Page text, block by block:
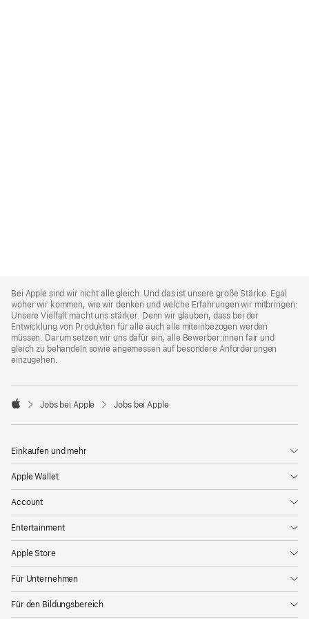
Footer
Bei Apple sind wir nicht alle gleich. Und das ist unsere große Stärke. Egal
woher wir kommen, wie wir denken und welche Erfahrungen wir mitbringen:
Unsere Vielfalt macht uns stärker. Denn wir glauben, dass bei der
Entwicklung von Produkten für alle auch alle miteinbezogen werden
müssen. Darum setzen wir uns dafür ein, alle Bewerber:innen fair und
gleich zu behandeln sowie angemessen auf besondere Anforderungen
einzugehen.

Jobs bei Apple Jobs bei Apple
Einkaufen und mehr
Apple Wallet
Account
Entertainment
Apple Store
Für Unternehmen
Für den Bildungsbereich